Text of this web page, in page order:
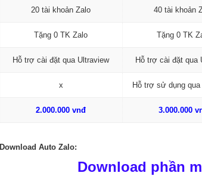
20 tài khoản Zalo 40 tài khoản
Tặng 0 TK Zalo Tặng 0 TK
Hỗ trợ cài đặt qua Ultraview Hỗ trợ cài đặt qua
x Hỗ trợ sử dụng qua
2.000.000 vnđ 3.000.000
Download Auto Zalo:
Download phần